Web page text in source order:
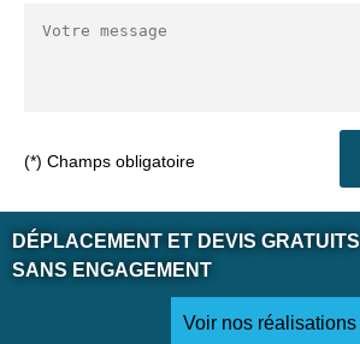
(*) Champs obligatoire
DÉPLACEMENT ET DEVIS GRATUITS
SANS ENGAGEMENT
Voir nos réalisations